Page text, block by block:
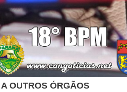
OUTROS ÓRGÃOS